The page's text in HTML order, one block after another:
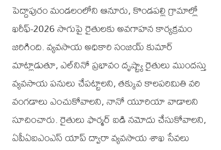
పెద్దాపురం మండలంలోని ఆనూరు, కొండపల్లి గ్రామాల్లో
ఖరీఫ్-2026 సాగుపై రైతులకు అవగాహన కార్యక్రమం
జరిగింది. వ్యవసాయ అధికారి సంజయ్ కుమార్
మాట్లాడుతూ, ఎల్‌నినో ప్రభావం దృష్ట్యా రైతులు ముందస్తు
వ్యవసాయ పనులు చేపట్టాలని, తక్కువ కాలపరిమితి వరి
వంగడాలు ఎంచుకోవాలని, నానో యూరియా వాడాలని
సూచించారు. రైతులు ఫార్మర్ ఐడి నమోదు చేసుకోవాలని,
ఏపీఏఐఎంఎస్ యాప్ ద్వారా వ్యవసాయ శాఖ సేవలు